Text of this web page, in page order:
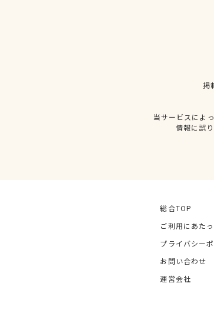
掲
当サービスによ
情報に誤
総合TOP
ご利用にあた
プライバシー
お問い合わせ
運営会社